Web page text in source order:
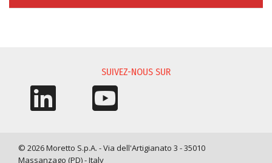
SUIVEZ-NOUS SUR
© 2026 Moretto S.p.A. - Via dell'Artigianato 3 - 35010
Massanzago (PD) - Italy